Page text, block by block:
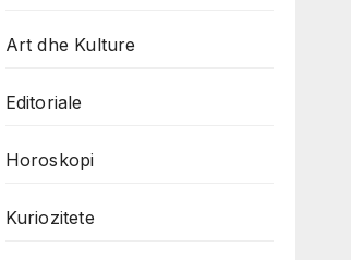
Art dhe Kulture
Editoriale
Horoskopi
Kuriozitete